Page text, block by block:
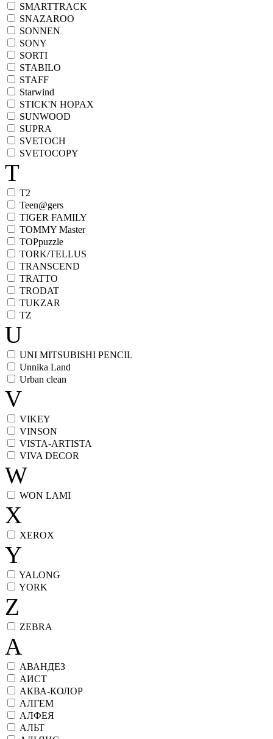
SMARTTRACK
SNAZAROO
SONNEN
SONY
SORTI
STABILO
STAFF
Starwind
STICK'N HOPAX
SUNWOOD
SUPRA
SVETOCH
SVETOCOPY
T
T2
Teen@gers
TIGER FAMILY
TOMMY Master
TOPpuzzle
TORK/TELLUS
TRANSCEND
TRATTO
TRODAT
TUKZAR
TZ
U
UNI MITSUBISHI PENCIL
Unnika Land
Urban clean
V
VIKEY
VINSON
VISTA-ARTISTA
VIVA DECOR
W
WON LAMI
X
XEROX
Y
YALONG
YORK
Z
ZEBRA
А
АВАНДЕЗ
АИСТ
АКВА-КОЛОР
АЛГЕМ
АЛФЕЯ
АЛЬТ